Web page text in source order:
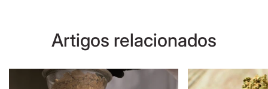
Artigos relacionados